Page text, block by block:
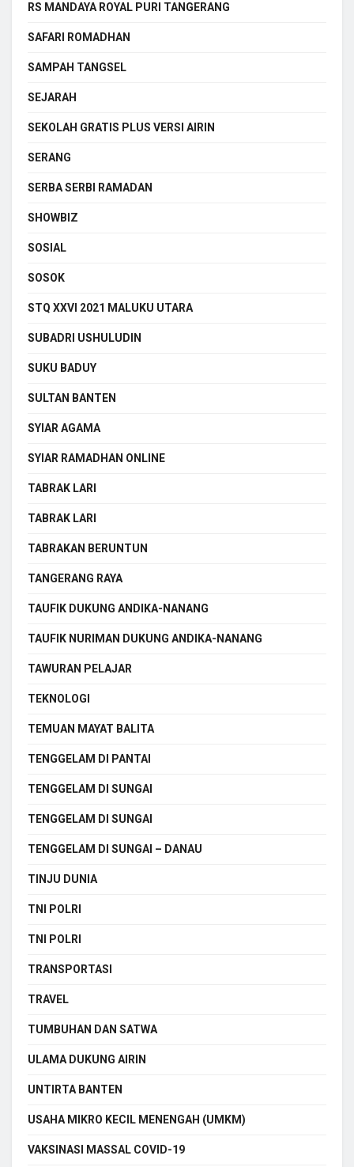
RS MANDAYA ROYAL PURI TANGERANG
SAFARI ROMADHAN
SAMPAH TANGSEL
SEJARAH
SEKOLAH GRATIS PLUS VERSI AIRIN
SERANG
SERBA SERBI RAMADAN
SHOWBIZ
SOSIAL
SOSOK
STQ XXVI 2021 MALUKU UTARA
SUBADRI USHULUDIN
SUKU BADUY
SULTAN BANTEN
SYIAR AGAMA
SYIAR RAMADHAN ONLINE
TABRAK LARI
TABRAK LARI
TABRAKAN BERUNTUN
TANGERANG RAYA
TAUFIK DUKUNG ANDIKA-NANANG
TAUFIK NURIMAN DUKUNG ANDIKA-NANANG
TAWURAN PELAJAR
TEKNOLOGI
TEMUAN MAYAT BALITA
TENGGELAM DI PANTAI
TENGGELAM DI SUNGAI
TENGGELAM DI SUNGAI
TENGGELAM DI SUNGAI – DANAU
TINJU DUNIA
TNI POLRI
TNI POLRI
TRANSPORTASI
TRAVEL
TUMBUHAN DAN SATWA
ULAMA DUKUNG AIRIN
UNTIRTA BANTEN
USAHA MIKRO KECIL MENENGAH (UMKM)
VAKSINASI MASSAL COVID-19